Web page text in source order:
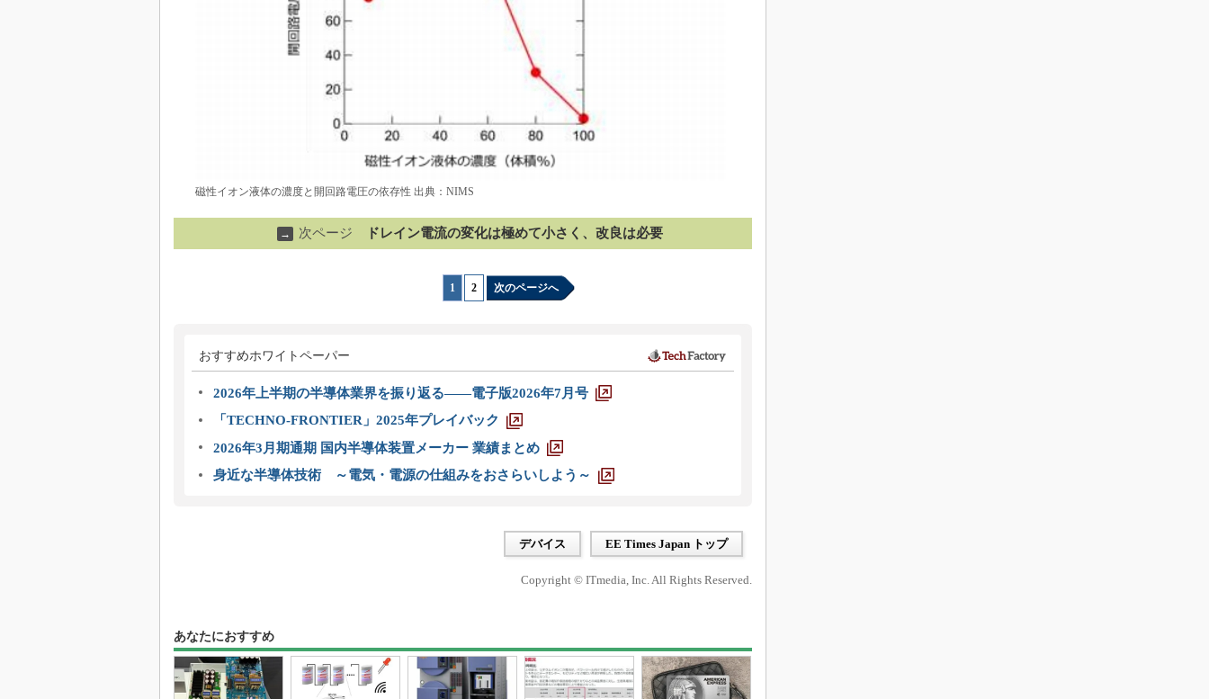
磁性イオン液体の濃度と開回路電圧の依存性 出典：NIMS
→ 次ページ ドレイン電流の変化は極めて小さく、改良は必要
1 2 次のページへ
おすすめホワイトペーパー
2026年上半期の半導体業界を振り返る――電子版2026年7月号
「TECHNO-FRONTIER」2025年プレイバック
2026年3月期通期 国内半導体装置メーカー 業績まとめ
身近な半導体技術 ～電気・電源の仕組みをおさらいしよう～
デバイス EE Times Japan トップ
Copyright © ITmedia, Inc. All Rights Reserved.
あなたにおすすめ